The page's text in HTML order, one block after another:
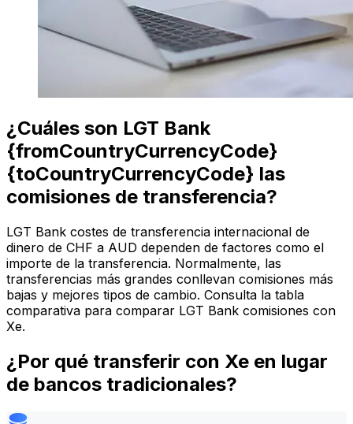
¿Cuáles son LGT Bank
{fromCountryCurrencyCode}
{toCountryCurrencyCode} las
comisiones de transferencia?
LGT Bank costes de transferencia internacional de
dinero de CHF a AUD dependen de factores como el
importe de la transferencia. Normalmente, las
transferencias más grandes conllevan comisiones más
bajas y mejores tipos de cambio. Consulta la tabla
comparativa para comparar LGT Bank comisiones con
Xe.
¿Por qué transferir con Xe en lugar
de bancos tradicionales?